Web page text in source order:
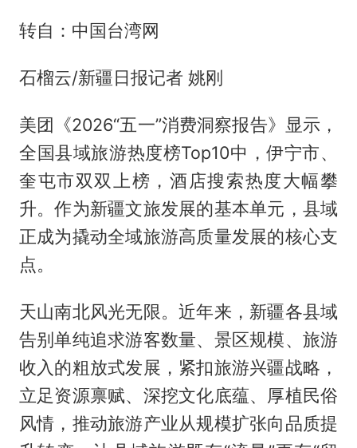
转自：中国台湾网
石榴云/新疆日报记者 姚刚
美团《2026“五一”消费洞察报告》显示，
全国县域旅游热度榜Top10中，伊宁市、
奎屯市双双上榜，酒店搜索热度大幅攀
升。作为新疆文旅发展的基本单元，县域
正成为撬动全域旅游高质量发展的核心支
点。
天山南北风光无限。近年来，新疆各县域
告别单纯追求游客数量、景区规模、旅游
收入的粗放式发展，紧扣旅游兴疆战略，
立足资源禀赋、深挖文化底蕴、厚植民俗
风情，推动旅游产业从规模扩张向品质提